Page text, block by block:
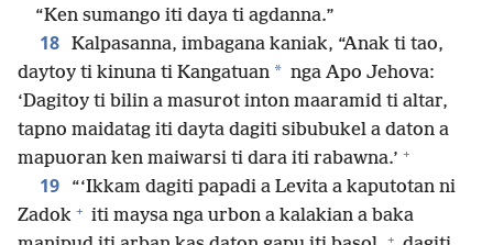
“Ken sumango iti daya ti agdanna.”
18 Kalpasanna, imbagana kaniak, “Anak ti tao,
daytoy ti kinuna ti Kangatuan * nga Apo Jehova:
‘Dagitoy ti bilin a masurot inton maaramid ti altar,
tapno maidatag iti dayta dagiti sibubukel a daton a
mapuoran ken maiwarsi ti dara iti rabawna.’ +
19
“‘Ikkam dagiti papadi a Levita a kaputotan ni
Zadok + iti maysa nga urbon a kalakian a baka
+